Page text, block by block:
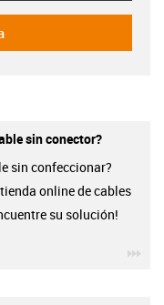
sin conector?
sin confeccionar?
online de cables
su solución!